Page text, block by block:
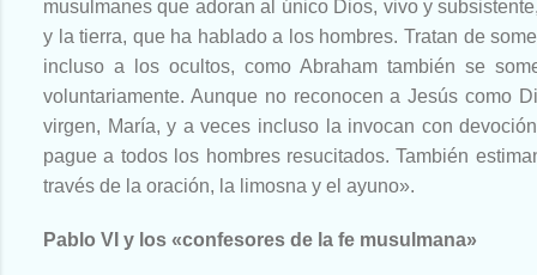
musulmanes que adoran al único Dios, vivo y
y la tierra, que ha hablado a los hombres. Tratan de
incluso a los ocultos, como Abraham también se
voluntariamente. Aunque no reconocen a Jesús como
virgen, María, y a veces incluso la invocan con
pague a todos los hombres resucitados. También
través de la oración, la limosna y el ayuno».
Pablo VI y los «confesores de la fe musulmana»